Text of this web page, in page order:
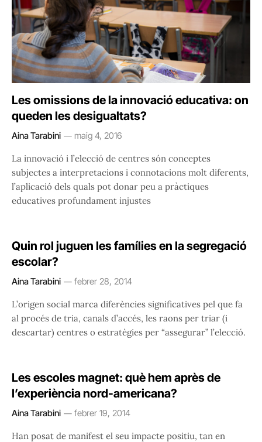
Les omissions de la innovació educativa: on
queden les desigualtats?
Aina Tarabini maig 4, 2016
La innovació i l’elecció de centres són conceptes
subjectes a interpretacions i connotacions molt diferents,
l’aplicació dels quals pot donar peu a pràctiques
educatives profundament injustes
Quin rol juguen les famílies en la segregació
escolar?
Aina Tarabini febrer 28, 2014
L’origen social marca diferències significatives pel que fa
al procés de tria, canals d’accés, les raons per triar (i
descartar) centres o estratègies per “assegurar” l’elecció.
Les escoles magnet: què hem après de
l’experiència nord-americana?
Aina Tarabini febrer 19, 2014
Han posat de manifest el seu impacte positiu, tan en